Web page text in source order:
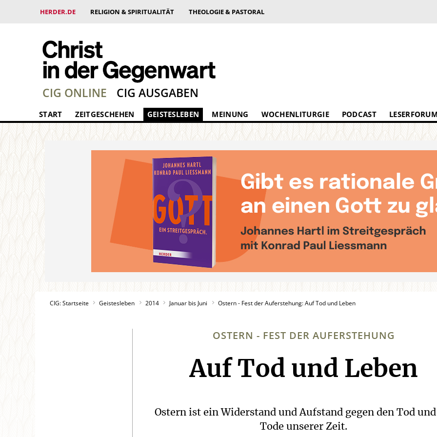
HERDER.DE RELIGION & SPIRITUALITÄT THEOLOGIE & PASTORAL
CIG ONLINE CIG AUSGABEN
START ZEITGESCHEHEN GEISTESLEBEN MEINUNG WOCHENLITURGIE PODCAST
CIG: Startseite Geistesleben 2014 Januar bis Juni Ostern - Fest der Auferstehung: Auf Tod und Leben
OSTERN - FEST DER AUFERSTEHUNG
:
Auf Tod und Leben
Ostern ist ein Widerstand und Aufstand gegen den Tod
Tode unserer Zeit.